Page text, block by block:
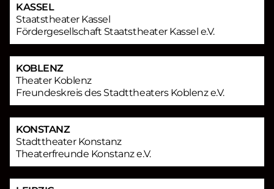
KASSEL
Staatstheater Kassel
Fördergesellschaft Staatstheater Kassel e.V.
KOBLENZ
Theater Koblenz
Freundeskreis des Stadttheaters Koblenz e.V.
KONSTANZ
Stadttheater Konstanz
Theaterfreunde Konstanz e.V.